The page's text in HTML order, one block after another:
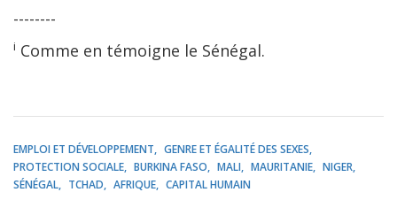
--------
i Comme en témoigne le Sénégal.
EMPLOI ET DÉVELOPPEMENT
GENRE ET ÉGALITÉ DES SEXES
PROTECTION SOCIALE
BURKINA FASO MALI MAURITANIE
NIGER
SÉNÉGAL
TCHAD AFRIQUE CAPITAL HUMAIN